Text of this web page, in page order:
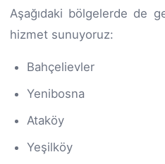
Aşağıdaki bölgelerde de
hizmet sunuyoruz:
Bahçelievler
Yenibosna
Ataköy
Yeşilköy